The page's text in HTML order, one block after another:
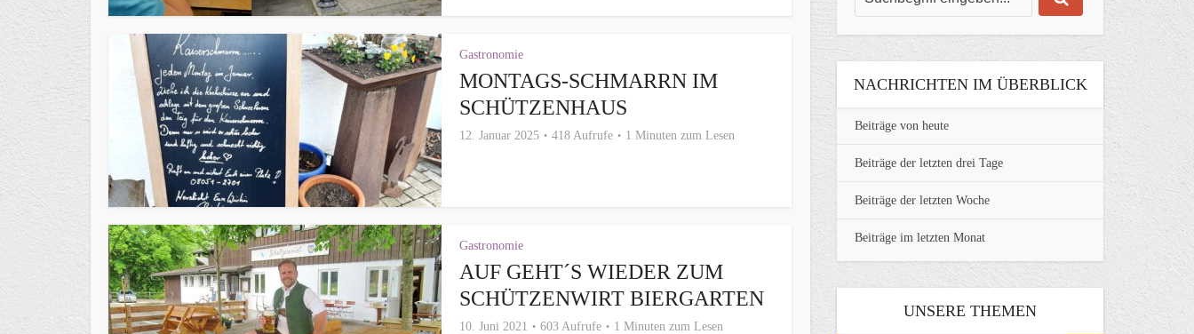
Gastronomie
MONTAGS-SCHMARRN IM
SCHÜTZENHAUS
12. Januar 2025 418 Aufrufe 1 Minuten zum Lesen
Gastronomie
AUF GEHT´S WIEDER ZUM
SCHÜTZENWIRT BIERGARTEN
10. Juni 2021 603 Aufrufe 1 Minuten zum Lesen
NACHRICHTEN IM ÜBERBLICK
Beiträge von heute
Beiträge der letzten drei Tage
Beiträge der letzten Woche
Beiträge im letzten Monat
UNSERE THEMEN